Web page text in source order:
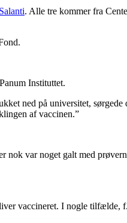
. Alle tre kommer fra
Instituttet.
ned på universitet, sørgede
af vaccinen.”
nok var noget galt med
vaccineret. I nogle tilfælde,